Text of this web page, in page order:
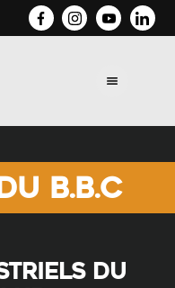
B.B.C
du